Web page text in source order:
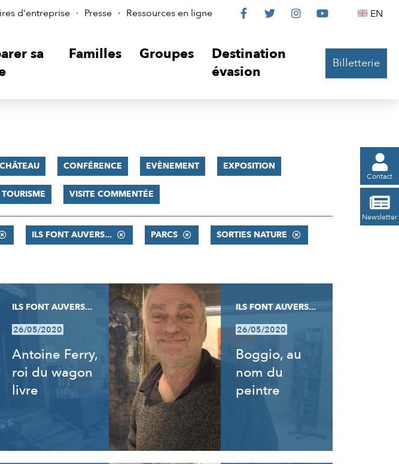
d'entreprise Presse Ressources en ligne
Le
sur

Le

Le

Le
 EN
sa
Familles Groupes
Destination
évasion
Billetterie

Contact

Newsletter
CHÂTEAU CONFÉRENCE EVÈNEMENT EXPOSITION
TOURISME VISITE COMMENTÉE
ILS FONT AUVERS... PARCS SORTIES NATURE
ILS FONT AUVERS...
26/05/2020
Antoine Ferry,
roi du wagon
livre
ILS FONT AUVERS...
26/05/2020
Boggio, au
nom du
peintre